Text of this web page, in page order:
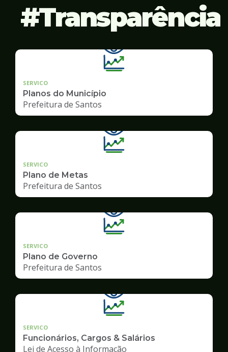
Transparência
SERVICO
Planos do Município
Prefeitura de Santos
SERVICO
Plano de Metas
Prefeitura de Santos
SERVICO
Plano de Governo
Prefeitura de Santos
SERVICO
Funcionários, Cargos & Salários
Lei de Acesso à Informação